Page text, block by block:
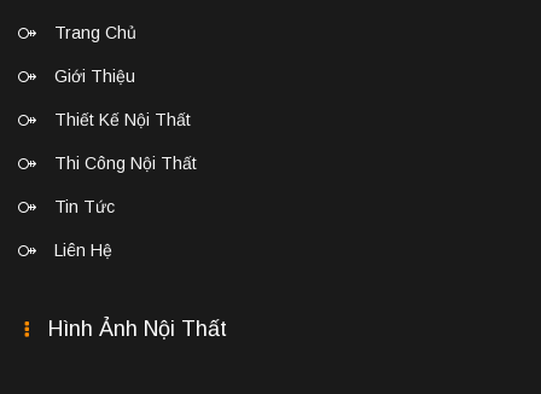
Trang Chủ
Giới Thiệu
Thiết Kế Nội Thất
Thi Công Nội Thất
Tin Tức
Liên Hệ
Hình Ảnh Nội Thất